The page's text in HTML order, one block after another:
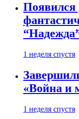
Появился
1 неделя спустя
«Война и
1 неделя спустя